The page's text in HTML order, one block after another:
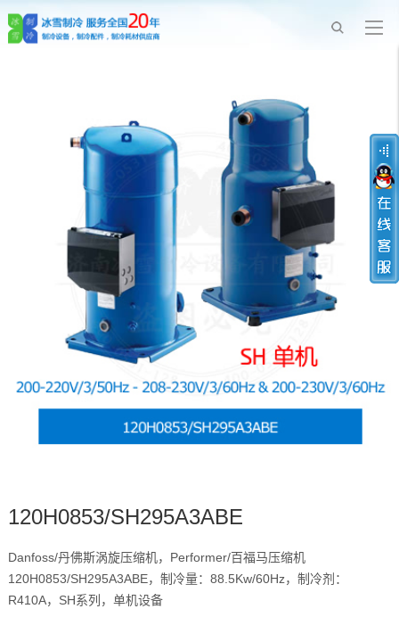
120H0853/SH295A3ABE
Danfoss/丹佛斯涡旋压缩机，Performer/百福马压缩机
120H0853/SH295A3ABE，制冷量：88.5Kw/60Hz，制冷剂：
R410A，SH系列，单机设备